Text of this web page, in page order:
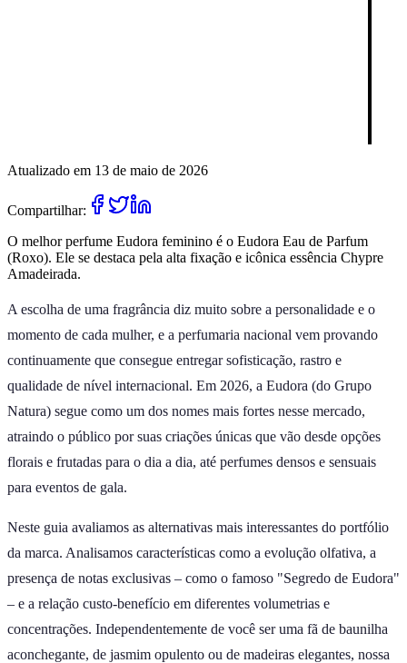
Atualizado em 13 de maio de 2026
Compartilhar:
O melhor perfume Eudora feminino é o Eudora Eau de Parfum
(Roxo). Ele se destaca pela alta fixação e icônica essência Chypre
Amadeirada.
A escolha de uma fragrância diz muito sobre a personalidade e o
momento de cada mulher, e a perfumaria nacional vem provando
continuamente que consegue entregar sofisticação, rastro e
qualidade de nível internacional. Em 2026, a Eudora (do Grupo
Natura) segue como um dos nomes mais fortes nesse mercado,
atraindo o público por suas criações únicas que vão desde opções
florais e frutadas para o dia a dia, até perfumes densos e sensuais
para eventos de gala.
Neste guia avaliamos as alternativas mais interessantes do portfólio
da marca. Analisamos características como a evolução olfativa, a
presença de notas exclusivas – como o famoso "Segredo de Eudora"
– e a relação custo-benefício em diferentes volumetrias e
concentrações. Independentemente de você ser uma fã de baunilha
aconchegante, de jasmim opulento ou de madeiras elegantes, nossa